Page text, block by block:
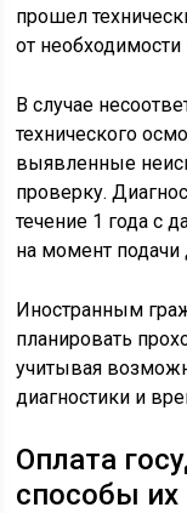
прошел
от
В случае
технического
выявленные
проверку.
течение 1 года с
на момент
Иностранным
планировать
учитывая
диагностики и
Оплата
способы